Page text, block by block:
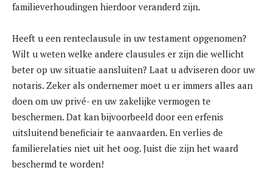
familieverhoudingen hierdoor veranderd zijn.
Heeft u een renteclausule in uw testament opgenomen?
Wilt u weten welke andere clausules er zijn die wellicht
beter op uw situatie aansluiten? Laat u adviseren door uw
notaris. Zeker als ondernemer moet u er immers alles aan
doen om uw privé- en uw zakelijke vermogen te
beschermen. Dat kan bijvoorbeeld door een erfenis
uitsluitend beneficiair te aanvaarden. En verlies de
familierelaties niet uit het oog. Juist die zijn het waard
beschermd te worden!